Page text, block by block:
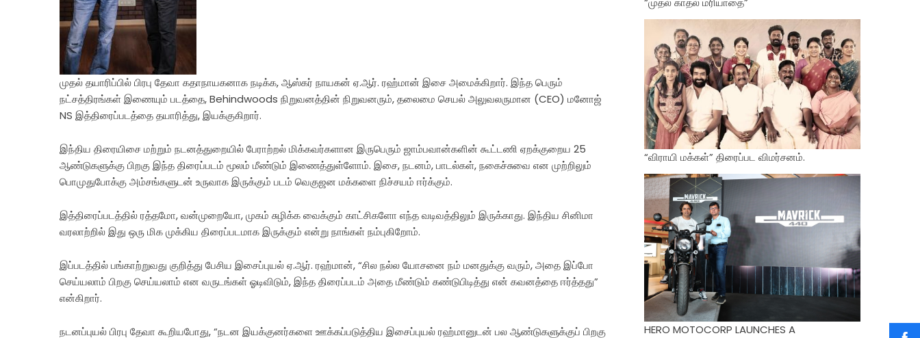
முதல் தயாரிப்பில் பிரபு தேவா கதாநாயகனாக நடிக்க, ஆஸ்கர் நாயகன் ஏ.ஆர். ரஹ்மான் இசை அமைக்கிறார். இந்த பெரும்
நட்சத்திரங்கள் இணையும் படத்தை, Behindwoods நிறுவனத்தின் நிறுவனரும், தலைமை செயல் அலுவலருமான (CEO) மனோஜ்
NS இத்திரைப்படத்தை தயாரித்து, இயக்குகிறார்.
இந்திய திரையிசை மற்றும் நடனத்துறையில் பேராற்றல் மிக்கவர்களான இருபெரும் ஜாம்பவான்களின் கூட்டணி ஏறக்குறைய 25
ஆண்டுகளுக்கு பிறகு இந்த திரைப்படம் மூலம் மீண்டும் இணைத்துள்ளோம். இசை, நடனம், பாடல்கள், நகைச்சுவை என முற்றிலும்
பொமுதுபோக்கு அம்சங்களுடன் உருவாக இருக்கும் படம் வெகுஜன மக்களை நிச்சயம் ஈர்க்கும்.
இத்திரைப்படத்தில் ரத்தமோ, வன்முறையோ, முகம் சுழிக்க வைக்கும் காட்சிகளோ எந்த வடிவத்திலும் இருக்காது. இந்திய சினிமா
வரலாற்றில் இது ஒரு மிக முக்கிய திரைப்படமாக இருக்கும் என்று நாங்கள் நம்புகிறோம்.
இப்படத்தில் பங்காற்றுவது குறித்து பேசிய இசைப்புயல் ஏ.ஆர். ரஹ்மான், “சில நல்ல யோசனை நம் மனதுக்கு வரும், அதை இப்போ
செய்யலாம் பிறகு செய்யலாம் என வருடங்கள் ஓடிவிடும், இந்த திரைப்படம் அதை மீண்டும் கண்டுபிடித்து என் கவனத்தை ஈர்த்தது”
என்கிறார்.
நடனப்புயல் பிரபு தேவா கூறியபோது, “நடன இயக்குனர்களை ஊக்கப்படுத்திய இசைப்புயல் ரஹ்மானுடன் பல ஆண்டுகளுக்குப் பிறகு
“விராயி மக்கள்” திரைப்பட விமர்சனம்.
HERO MOTOCORP LAUNCHES A